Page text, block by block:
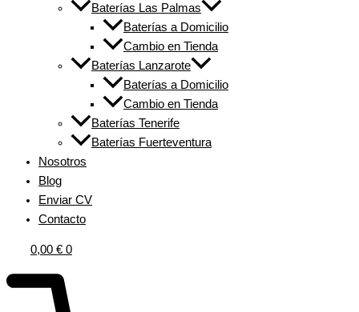
Baterías Las Palmas
Baterías a Domicilio
Cambio en Tienda
Baterías Lanzarote
Baterías a Domicilio
Cambio en Tienda
Baterías Tenerife
Baterías Fuerteventura
Nosotros
Blog
Enviar CV
Contacto
0,00 € 0